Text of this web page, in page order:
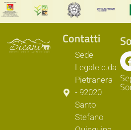
Contatti
Sede
Legale:c.da
Pietranera
- 92020
Santo
Stefano